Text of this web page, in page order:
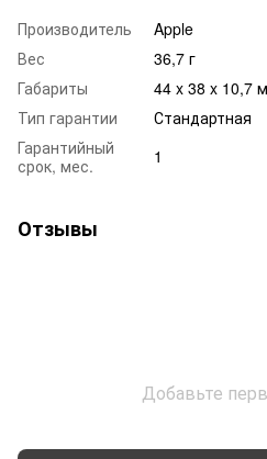
Производитель
Apple
Вес
36,7 г
Габариты
44 x 38 x 10,7
Тип гарантии
Стандартная
Гарантийный
срок, мес.
1
Отзывы
Добавьте